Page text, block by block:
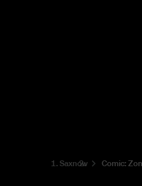
Saxnow Co­mic: